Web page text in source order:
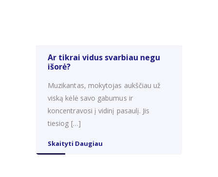
Ar tikrai vidus svarbiau negu
išorė?
Muzikantas, mokytojas aukščiau už
viską kėlė savo gabumus ir
koncentravosi į vidinį pasaulį. Jis
tiesiog […]
Skaityti Daugiau